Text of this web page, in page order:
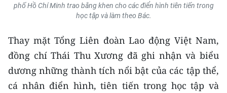
phố Hồ Chí Minh trao bằng khen cho các điển hình tiên tiến trong
học tập và làm theo Bác.
Thay mặt Tổng Liên đoàn Lao động Việt Nam,
đồng chí Thái Thu Xương đã ghi nhận và biểu
dương những thành tích nổi bật của các tập thể,
cá nhân điển hình, tiên tiến trong học tập và